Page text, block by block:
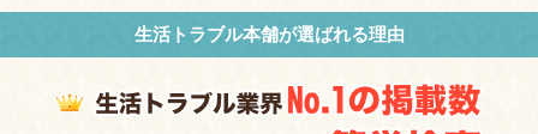
生活トラブル本舗が選ばれる理由